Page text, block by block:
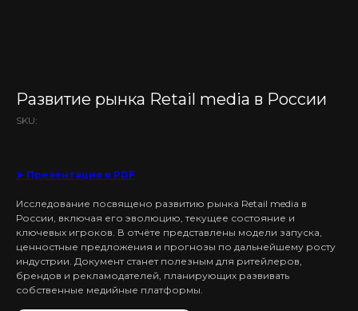
Развитие рынка Retail media в России
SKU:
➤ Презентация в PDF
Исследование посвящено развитию рынка Retail media в
России, включая его эволюцию, текущее состояние и
ключевых игроков. В отчёте представлены модели запуска,
ценностные предложения и прогнозы по дальнейшему росту
индустрии. Документ станет полезным для ритейлеров,
брендов и рекламодателей, планирующих развивать
собственные медийные платформы.